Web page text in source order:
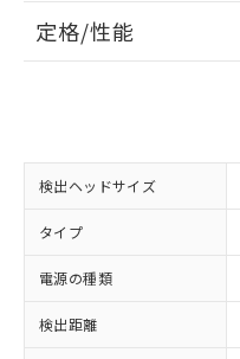
定格/性能
検出ヘッドサイズ
タイプ
電源の種類
検出距離